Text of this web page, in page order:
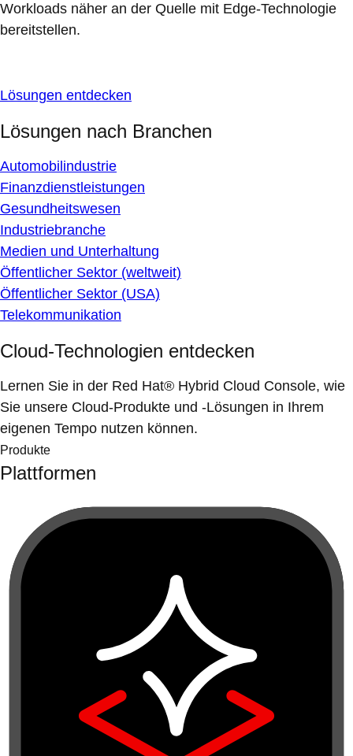
Workloads näher an der Quelle mit Edge-Technologie
bereitstellen.
Lösungen entdecken
Lösungen nach Branchen
Automobilindustrie
Finanzdienstleistungen
Gesundheitswesen
Industriebranche
Medien und Unterhaltung
Öffentlicher Sektor (weltweit)
Öffentlicher Sektor (USA)
Telekommunikation
Cloud-Technologien entdecken
Lernen Sie in der Red Hat® Hybrid Cloud Console, wie
Sie unsere Cloud-Produkte und -Lösungen in Ihrem
eigenen Tempo nutzen können.
Produkte
Plattformen